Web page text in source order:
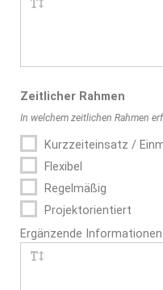
Zeitlicher Rahmen
In welchem zeitlichen Rahmen
Kurzzeiteinsatz /
Flexibel
Regelmäßig
Projektorientiert
Ergänzende Informationen